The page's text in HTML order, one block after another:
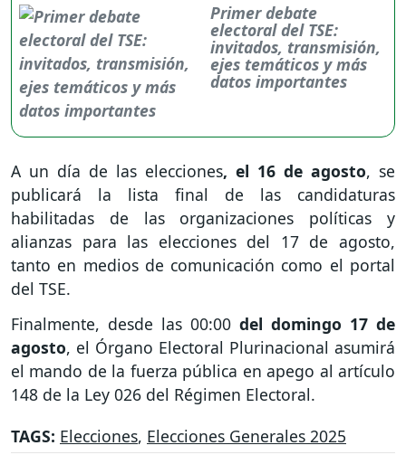
Primer debate
electoral del TSE:
invitados, transmisión,
ejes temáticos y más
datos importantes
A un día de las elecciones, el 16 de agosto, se
publicará la lista final de las candidaturas
habilitadas de las organizaciones políticas y
alianzas para las elecciones del 17 de agosto,
tanto en medios de comunicación como el portal
del TSE.
Finalmente, desde las 00:00 del domingo 17 de
agosto, el Órgano Electoral Plurinacional asumirá
el mando de la fuerza pública en apego al artículo
148 de la Ley 026 del Régimen Electoral.
TAGS: Elecciones, Elecciones Generales 2025